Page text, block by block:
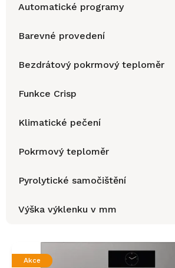
Automatické programy
Barevné provedení
Bezdrátový pokrmový teploměr
Funkce Crisp
Klimatické pečení
Pokrmový teploměr
Pyrolytické samočištění
Výška výklenku v mm
p
Akce